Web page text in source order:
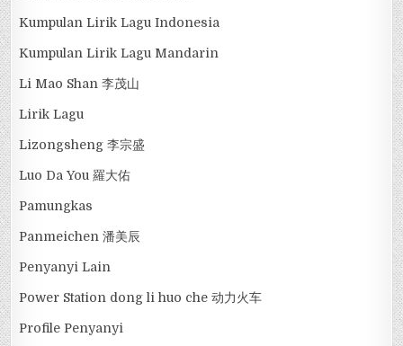
Kumpulan Lirik Lagu Indonesia
Kumpulan Lirik Lagu Mandarin
Li Mao Shan 李茂山
Lirik Lagu
Lizongsheng 李宗盛
Luo Da You 羅大佑
Pamungkas
Panmeichen 潘美辰
Penyanyi Lain
Power Station dong li huo che 动力火车
Profile Penyanyi